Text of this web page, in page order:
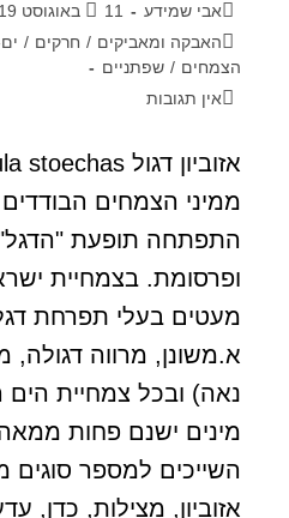
אבי שמידע
11 באוגוסט 2019
האבקה ומאביקים / חרקים /
הצמחים / שפתניים
אין תגובות
ממיני הצמחים
התפתחה תופעת
ופרסומת. בצמחיית
מעטים בעלי תפרחת דגל
א.משונן, מרווה דגולה,
מינים ישנם פחות
השייכים למספר סוגים
אזוביון, מצילות, כדן,